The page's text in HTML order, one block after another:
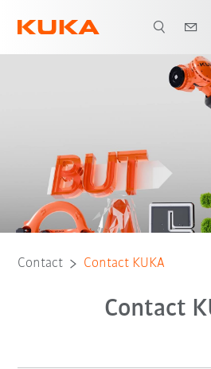
Contact Contact KUKA
Contact